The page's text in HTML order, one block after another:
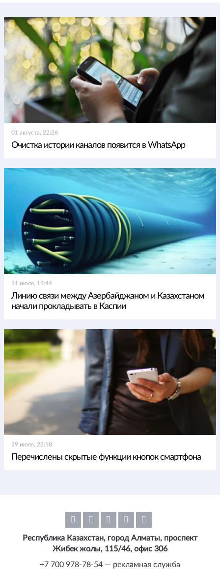
01 августа, 22:26
Очистка истории каналов появится в WhatsApp
31 июля, 11:44
Линию связи между Азербайджаном и Казахстаном
начали прокладывать в Каспии
29 июля, 22:18
Перечислены скрытые функции кнопок смартфона
Республика Казахстан, город Алматы, проспект
Жибек жолы, 115/46, офис 306
+7 700 978-78-54 — рекламная служба